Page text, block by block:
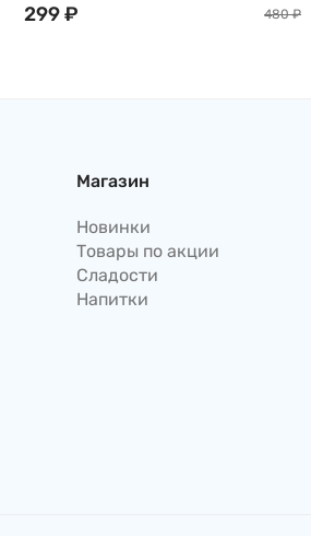
карри, 70г, Япония
299₽ 480 ₽
Магазин
Новинки
Товары по акции
Сладости
Напитки